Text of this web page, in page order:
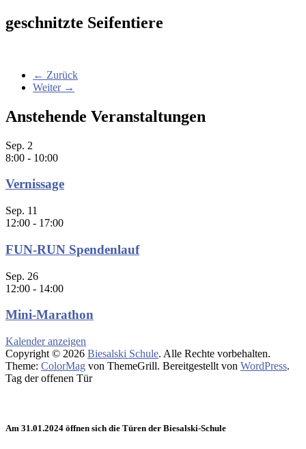
geschnitzte Seifentiere
← Zurück
Weiter →
Anstehende Veranstaltungen
Sep. 2
8:00 - 10:00
Vernissage
Sep. 11
12:00 - 17:00
FUN-RUN Spendenlauf
Sep. 26
12:00 - 14:00
Mini-Marathon
Kalender anzeigen
Copyright © 2026 Biesalski Schule. Alle Rechte vorbehalten.
Theme: ColorMag von ThemeGrill. Bereitgestellt von WordPress.
Tag der offenen Tür
Am 31.01.2024 öffnen sich die Türen der Biesalski-Schule